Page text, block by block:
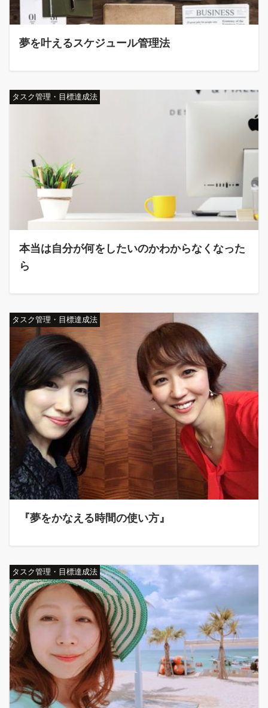
夢を叶えるスケジュール管理法
タスク管理・目標達成法
本当は自分が何をしたいのかわからなくなった
ら
タスク管理・目標達成法
『夢をかなえる時間の使い方』
タスク管理・目標達成法